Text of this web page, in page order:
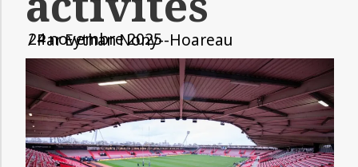
24 novembre 2025
/ ParEythan Nony--Hoareau